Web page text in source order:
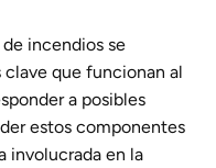
incendios se
que funcionan al
a posibles
estos componentes
involucrada en la